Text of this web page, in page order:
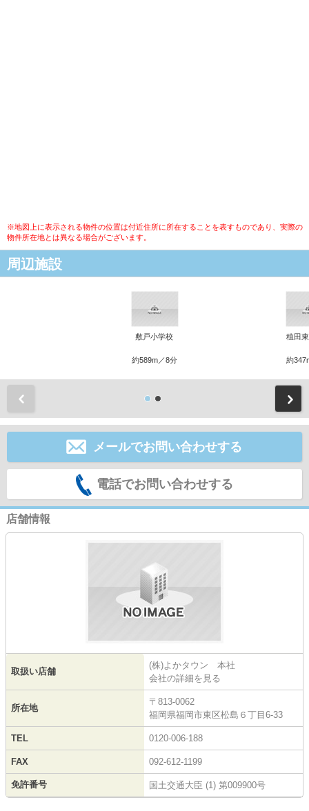
※地図上に表示される物件の位置は付近住所に所在することを表すものであり、実際の
物件所在地とは異なる場合がございます。
周辺施設
敷戸小学校
約589m／8分
稙田
約
メールでお問い合わせする
電話でお問い合わせする
店舗情報
取扱い店舗
(株)よかタウン 本社
会社の詳細を見る
所在地
〒813-0062
福岡県福岡市東区松島６丁目6-33
TEL 0120-006-188
FAX 092-612-1199
免許番号 国土交通大臣 (1) 第009900号